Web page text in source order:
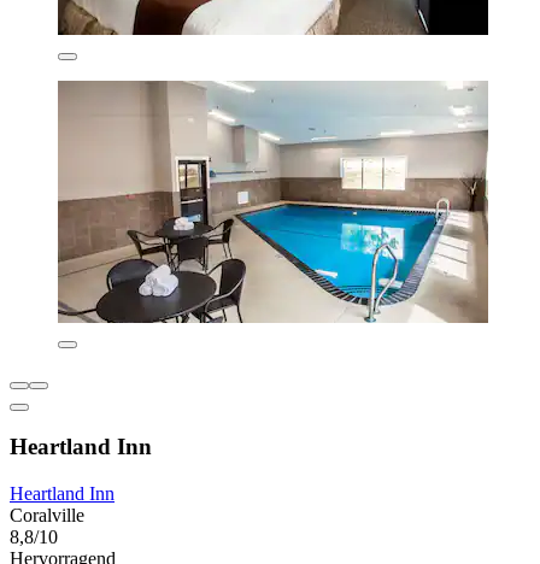
Heartland Inn
Heartland Inn
Coralville
8,8/10
Hervorragend